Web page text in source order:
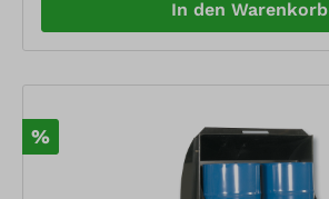
In den Warenkorb
%